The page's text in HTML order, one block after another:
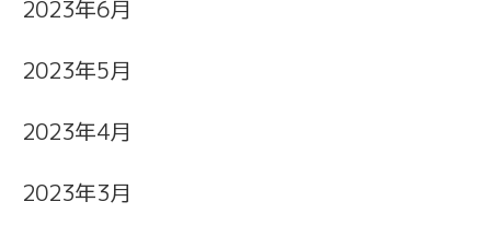
2023年6月
2023年5月
2023年4月
2023年3月